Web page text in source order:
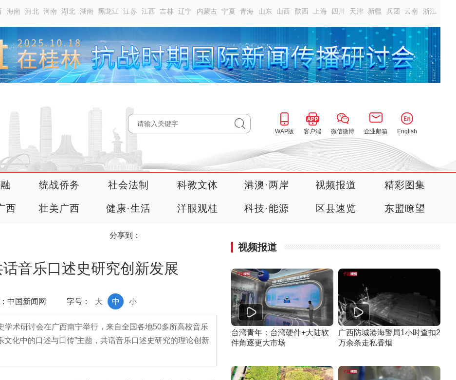
海南 河北 河南 湖北 湖南 黑龙江 江苏 江西 吉林 辽宁 内蒙古 宁夏 青海 山东 山西 陕西 上海 四川 天津 新疆 兵团 云南 浙江
WAP版 客户端 微信微博 企业邮箱 English
统战侨务 社会法制 科教文体 港澳·两岸 视频报道 精彩图集
西 壮美广西 健康·生活 洋眼观桂 科技·能源 区县速览 东盟瞭望
分享到：
音乐口述史研究创新发展
中国新闻网 字号： 小
中
大
学术研讨会在广西南宁举行，来自全国各地50多所高校音乐
化中的口述与口传”主题，共话音乐口述史研究的理论创新
视频报道
台湾青年：台湾硬件+大陆软
件角逐更大市场
广西防城港海警局1小时查扣2
万余条走私香烟